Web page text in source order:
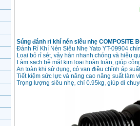
Súng đánh rỉ khí nén siêu nhẹ COMPOSITE
Đánh Rỉ Khí Nén Siêu Nhẹ Yato YT-09904
Loại bỏ rỉ sét, vảy hàn nhanh chóng và hiệu
Làm sạch bề mặt kim loại hoàn toàn, giúp
An toàn khi sử dụng, có van điều chỉnh áp
Tiết kiệm sức lực và nâng cao năng suất làm
Trọng lượng siêu nhẹ, chỉ 0.95kg, giúp di